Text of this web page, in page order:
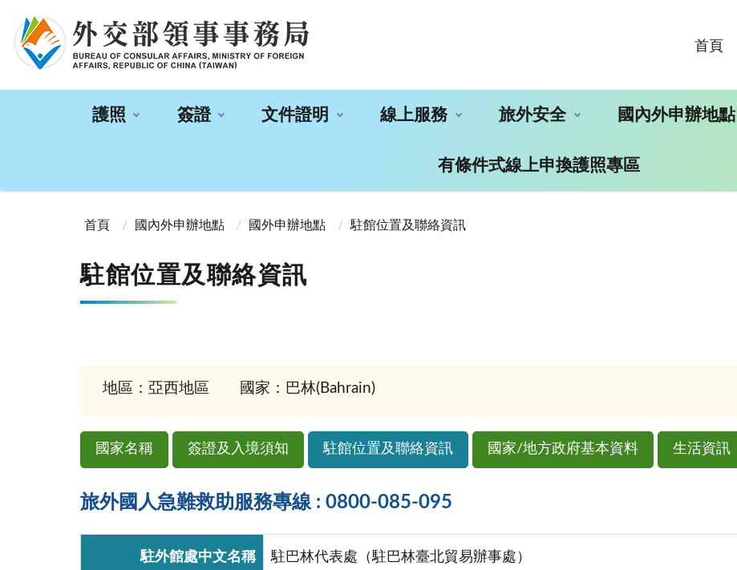
首頁
護照 簽證 文件證明 線上服務 旅外安全 國內外申辦地點
有條件式線上申換護照專區
首頁
國內外申辦地點 國外申辦地點 駐館位置及聯絡資訊
駐館位置及聯絡資訊
地區：亞西地區 國家：巴林(Bahrain)
國家名稱 簽證及入境須知 駐館位置及聯絡資訊 國家/地方政府基本資料 生活資訊
旅外國人急難救助服務專線 : 0800-085-095
駐外館處中文名稱 駐巴林代表處（駐巴林臺北貿易辦事處）